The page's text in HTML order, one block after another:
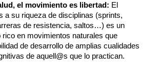
el movimiento es libertad: El
a su riqueza de disciplinas (sprints,
de resistencia, saltos…) es un
rico en movimientos naturales que
de desarrollo de amplias cualidades
de aquell@s que lo practican.